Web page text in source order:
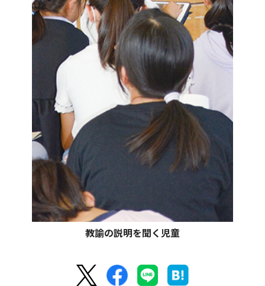
教諭の説明を聞く児童